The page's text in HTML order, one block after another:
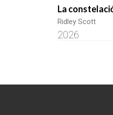
La
Ridley Scott
2026